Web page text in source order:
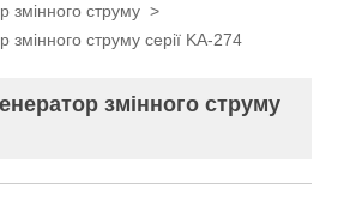
змінного струму >
змінного струму серії KA-274
змінного струму